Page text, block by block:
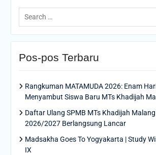
Search
for:
Pos-pos Terbaru
Rangkuman MATAMUDA 2026: Enam
Menyambut Siswa Baru MTs Khadijah
Daftar Ulang SPMB MTs Khadijah
2026/2027 Berlangsung Lancar
Madsakha Goes To Yogyakarta | Study
IX